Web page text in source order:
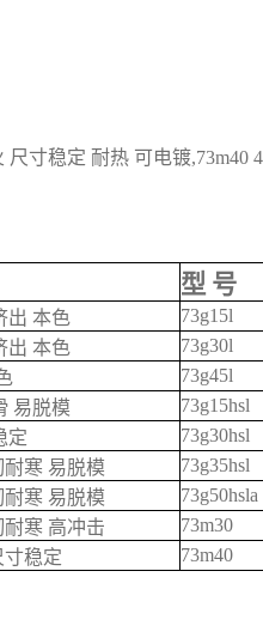
寸稳定 耐热 可电镀
型 号
出 本色 73g15l
出 本色 73g30l
73g45l
易脱模 73g15hsl
定 73g30hsl
寒 易脱模 73g35hsl
寒 易脱模 73g50hsla
寒 高冲击 73m30
寸稳定 73m40